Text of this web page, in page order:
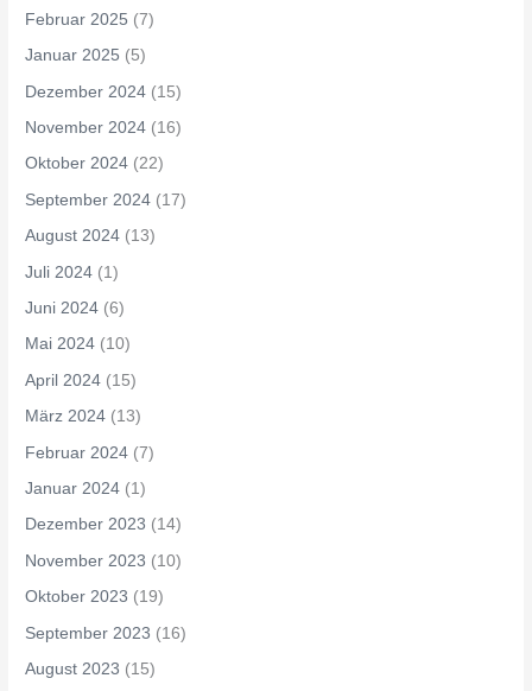
Februar 2025 (7)
Januar 2025 (5)
Dezember 2024 (15)
November 2024 (16)
Oktober 2024 (22)
September 2024 (17)
August 2024 (13)
Juli 2024 (1)
Juni 2024 (6)
Mai 2024 (10)
April 2024 (15)
März 2024 (13)
Februar 2024 (7)
Januar 2024 (1)
Dezember 2023 (14)
November 2023 (10)
Oktober 2023 (19)
September 2023 (16)
August 2023 (15)